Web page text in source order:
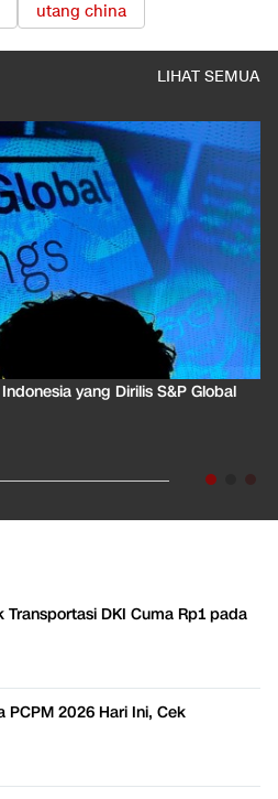
utang china
LIHAT SEMUA
yang Dirilis S&P Global
Transportasi DKI Cuma Rp1 pada
PCPM 2026 Hari Ini, Cek